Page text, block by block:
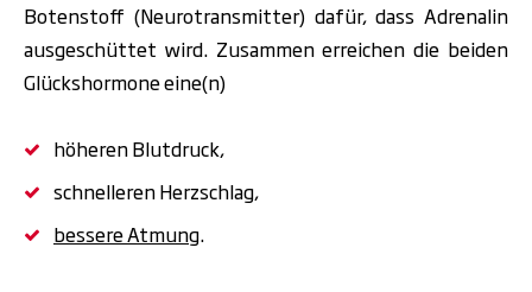
Botenstoff (Neurotransmitter) dafür, dass Adrenalin
ausgeschüttet wird. Zusammen erreichen die beiden
Glückshormone eine(n)
höheren Blutdruck,
schnelleren Herzschlag,
bessere Atmung.